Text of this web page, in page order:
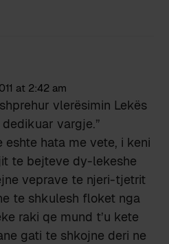
at 2:42 am
vlerësimin Lekës
vargje.”
hata me vete, i keni
te bejteve dy-lekeshe
veprave te njeri-tjetrit
te shkulesh floket nga
raki qe mund t’u kete
gati te shkojne deri ne